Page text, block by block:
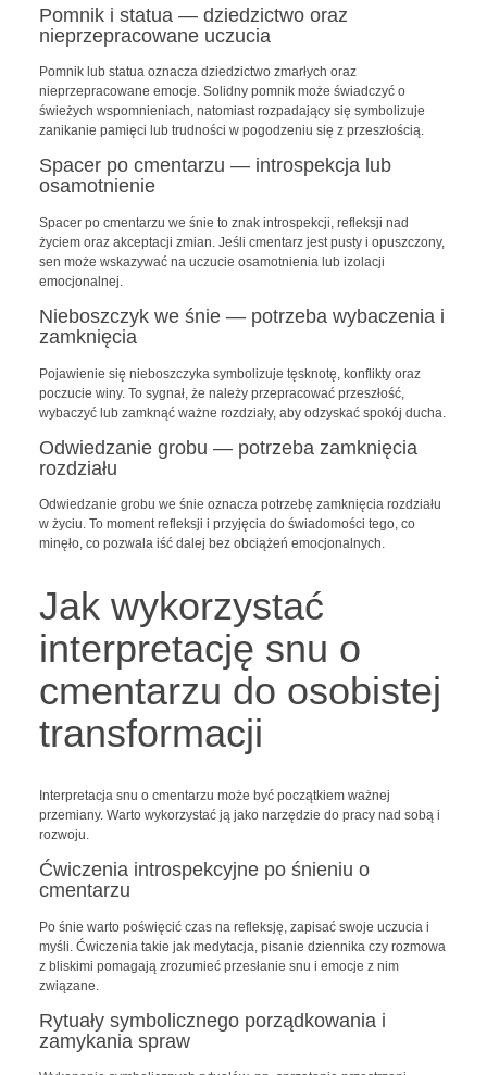
Pomnik i statua — dziedzictwo oraz
nieprzepracowane uczucia
Pomnik lub statua oznacza dziedzictwo zmarłych oraz
nieprzepracowane emocje. Solidny pomnik może świadczyć o
świeżych wspomnieniach, natomiast rozpadający się symbolizuje
zanikanie pamięci lub trudności w pogodzeniu się z przeszłością.
Spacer po cmentarzu — introspekcja lub
osamotnienie
Spacer po cmentarzu we śnie to znak introspekcji, refleksji nad
życiem oraz akceptacji zmian. Jeśli cmentarz jest pusty i opuszczony,
sen może wskazywać na uczucie osamotnienia lub izolacji
emocjonalnej.
Nieboszczyk we śnie — potrzeba wybaczenia i
zamknięcia
Pojawienie się nieboszczyka symbolizuje tęsknotę, konflikty oraz
poczucie winy. To sygnał, że należy przepracować przeszłość,
wybaczyć lub zamknąć ważne rozdziały, aby odzyskać spokój ducha.
Odwiedzanie grobu — potrzeba zamknięcia
rozdziału
Odwiedzanie grobu we śnie oznacza potrzebę zamknięcia rozdziału
w życiu. To moment refleksji i przyjęcia do świadomości tego, co
minęło, co pozwala iść dalej bez obciążeń emocjonalnych.
Jak wykorzystać
interpretację snu o
cmentarzu do osobistej
transformacji
Interpretacja snu o cmentarzu może być początkiem ważnej
przemiany. Warto wykorzystać ją jako narzędzie do pracy nad sobą i
rozwoju.
Ćwiczenia introspekcyjne po śnieniu o
cmentarzu
Po śnie warto poświęcić czas na refleksję, zapisać swoje uczucia i
myśli. Ćwiczenia takie jak medytacja, pisanie dziennika czy rozmowa
z bliskimi pomagają zrozumieć przesłanie snu i emocje z nim
związane.
Rytuały symbolicznego porządkowania i
zamykania spraw